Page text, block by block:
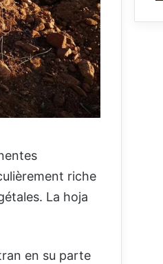
riche
La hoja
en su parte